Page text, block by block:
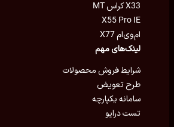
X33 کراس MT
X55 Pro IE
ام‌وی‌ام X77
لینک‌های مهم
شرایط فروش محصولات
طرح تعویض
سامانه یکپارچه
تست درایو